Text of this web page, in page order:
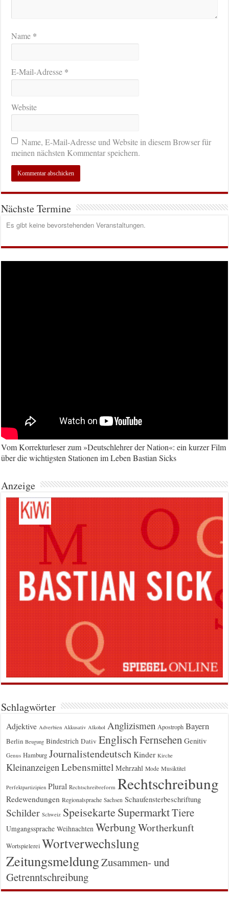
Name *
E-Mail-Adresse *
Website
Name, E-Mail-Adresse und Website in diesem Browser für
meinen nächsten Kommentar speichern.
Nächste Termine
Es gibt keine bevorstehenden Veranstaltungen.
Vom Korrekturleser zum »Deutschlehrer der Nation«: ein kurzer Film
über die wichtigsten Stationen im Leben Bastian Sicks
Anzeige
Schlagwörter
Adjektive Adverbien Akkusativ Alkohol Anglizismen Apostroph Bayern
Berlin Beugung Bindestrich Dativ EnglischFernsehen Genitiv
Genus Hamburg Journalistendeutsch Kinder Kirche
Kleinanzeigen Lebensmittel Mehrzahl Mode Musiktitel
Perfektpartizipien Plural Rechtschreibreform Rechtschreibung
Redewendungen Regionalsprache Sachsen Schaufensterbeschriftung
Schilder Schweiz Speisekarte SupermarktTiere
Umgangssprache Weihnachten WerbungWortherkunft
Wortspielerei Wortverwechslung
ZeitungsmeldungZusammen- und
Getrenntschreibung